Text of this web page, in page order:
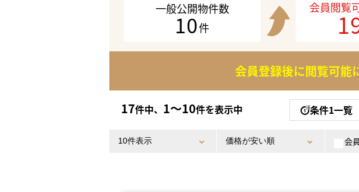
一般公開物件数
10件
会員閲覧
会員登録後に閲覧可能
17件中、 1〜10件を表示中 条件1一覧
会